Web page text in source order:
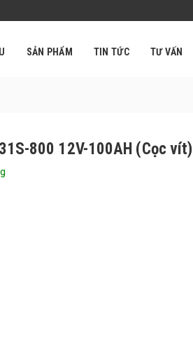
SẢN PHẨM TIN TỨC TƯ VẤN
800 12V-100AH (Cọc vít)